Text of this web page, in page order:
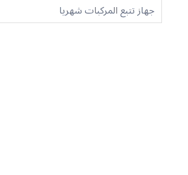
جهاز تتبع المركبات شهريا